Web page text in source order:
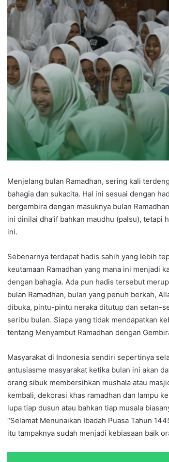
Menjelang bulan Ramadhan, sering kali
bahagia dan sukacita. Hal ini sesuai dengan
bergembira dengan masuknya bulan
ini dinilai dha’if bahkan maudhu (palsu),
ini.
Sebenarnya terdapat hadis sahih yang lebih
keutamaan Ramadhan yang mana ini menjadi
dengan bahagia. Ada pun hadis tersebut
bulan Ramadhan, bulan yang penuh berkah,
dibuka, pintu-pintu neraka ditutup dan setan-
seribu bulan. Siapa yang tidak mendapatkan
tentang Menyambut Ramadhan dengan
Masyarakat di Indonesia sendiri sepertinya
antusiasme masyarakat ketika bulan ini akan
orang sibuk membersihkan mushala atau
kembali, dekorasi khas ramadhan dan lampu
lupa tiap dusun atau bahkan tiap musala
“Selamat Menunaikan Ibadah Puasa Tahun
itu tampaknya sudah menjadi kebiasaan baik